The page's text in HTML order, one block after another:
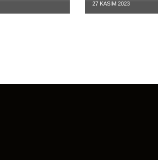
27 KASIM 2023